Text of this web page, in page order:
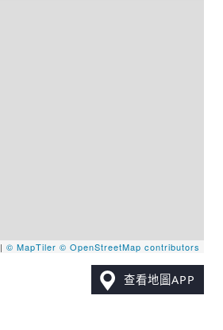
|© MapTiler © OpenStreetMap contributors
查看地圖APP